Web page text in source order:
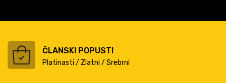
ČLANSKI POPUSTI
Platinasti / Zlatni / Srebrni